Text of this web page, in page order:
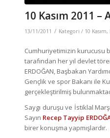
10 Kasım 2011
13/11/2011 / Kategori / 10 Kasım,
Cumhuriyetimizin kurucusu
tarafından her yıl devlet
ERDOĞAN, Başbakan
Gençlik ve spor Bakanı ile
gerçekleştirilmiş
Saygı duruşu ve İstiklal
Sayın Recep Tayyip
birer konuşma yapmışlardır.